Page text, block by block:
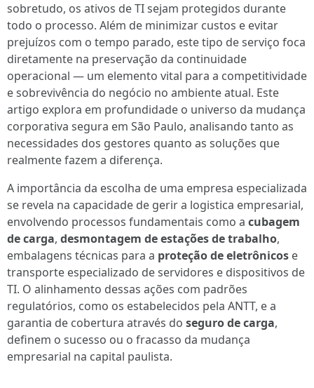
sobretudo, os ativos de TI sejam protegidos durante
todo o processo. Além de minimizar custos e evitar
prejuízos com o tempo parado, este tipo de serviço foca
diretamente na preservação da continuidade
operacional — um elemento vital para a competitividade
e sobrevivência do negócio no ambiente atual. Este
artigo explora em profundidade o universo da mudança
corporativa segura em São Paulo, analisando tanto as
necessidades dos gestores quanto as soluções que
realmente fazem a diferença.
A importância da escolha de uma empresa especializada
se revela na capacidade de gerir a logistica empresarial,
envolvendo processos fundamentais como a cubagem
de carga, desmontagem de estações de trabalho,
embalagens técnicas para a proteção de eletrônicos e
transporte especializado de servidores e dispositivos de
TI. O alinhamento dessas ações com padrões
regulatórios, como os estabelecidos pela ANTT, e a
garantia de cobertura através do seguro de carga,
definem o sucesso ou o fracasso da mudança
empresarial na capital paulista.